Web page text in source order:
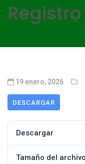
19 enero, 2026
DESCARGAR
Descargar
Tamaño del archivo